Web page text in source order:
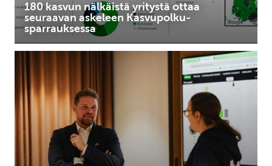
180 kasvun nälkäistä yritystä ottaa
seuraavan askeleen Kasvupolku-
sparrauksessa
kasvun
esteet
pk-
Tunnista
kompastuskiveä